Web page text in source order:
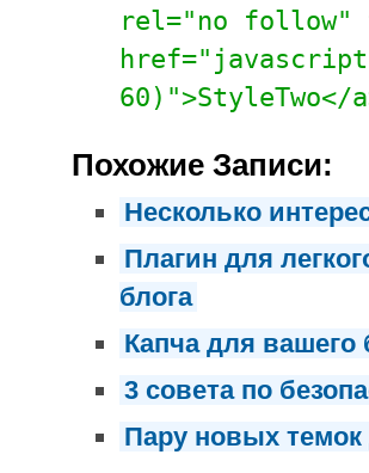
rel="no follow"
60)">StyleTwo</
Похожие Записи:
Несколько
Плагин для
блога
Капча для вашего
3 совета по
Пару новых